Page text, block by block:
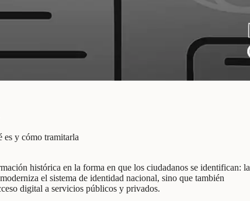
y cómo tramitarla
histórica en la forma en que los ciudadanos se identifican: la
el sistema de identidad nacional, sino que también
digital a servicios públicos y privados.